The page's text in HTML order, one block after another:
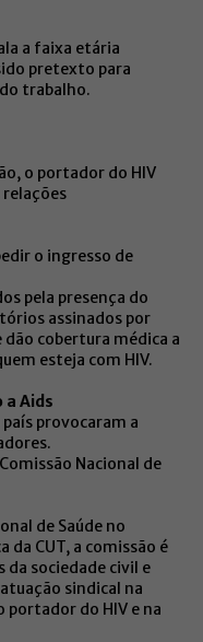
a faixa etária
pretexto para
trabalho.
o portador do HIV
o ingresso de
pela presença do
assinados por
dão cobertura médica a
esteja com HIV.
a Aids
provocaram a
Nacional de
de Saúde no
da CUT, a comissão é
sociedade civil e
sindical na
portador do HIV e na